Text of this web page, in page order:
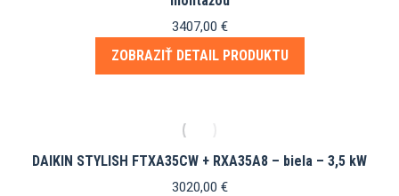
3407,00 €
ZOBRAZIŤ DETAIL PRODUKTU
DAIKIN STYLISH FTXA35CW + RXA35A8 – biela – 3,5 kW
3020,00 €